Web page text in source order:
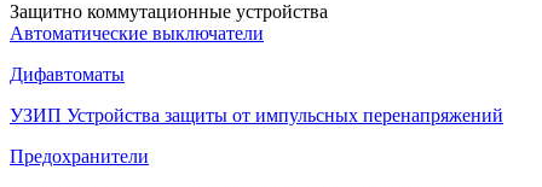
Защитно коммутационные устройства
Автоматические выключатели
Дифавтоматы
УЗИП Устройства защиты от импульсных перенапряжений
Предохранители